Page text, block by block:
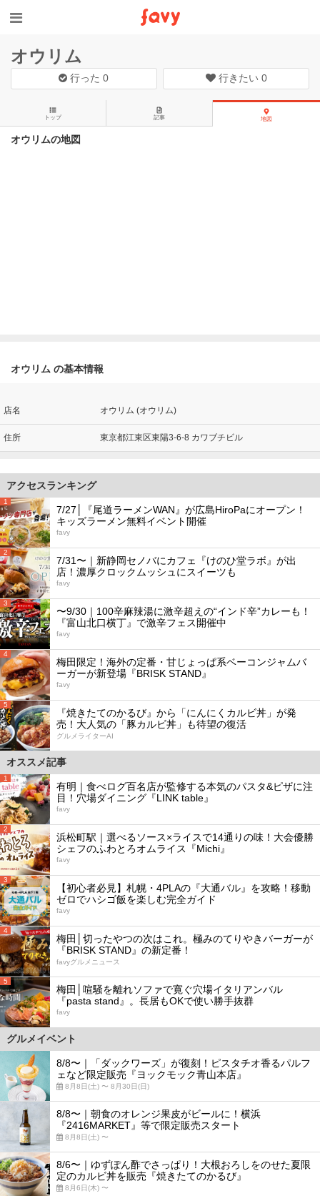
オウリム
行った0 行きたい 0
トップ 記事 地図
オウリムの地図
オウリム の基本情報
店名 オウリム (オウリム)
住所 東京都江東区東陽3-6-8 カワブチビル
アクセスランキング
1
7/27│『尾道ラーメンWAN』が広島HiroPaにオープン！
キッズラーメン無料イベント開催
favy
2
7/31〜｜新静岡セノバにカフェ『けのひ堂ラボ』が出
店！濃厚クロックムッシュにスイーツも
favy
3
〜9/30｜100辛麻辣湯に激辛超えの“インド辛”カレーも！
『富山北口横丁』で激辛フェス開催中
favy
4
梅田限定！海外の定番・甘じょっぱ系ベーコンジャムバ
ーガーが新登場『BRISK STAND』
favy
5
『焼きたてのかるび』から「にんにくカルビ丼」が発
売！大人気の「豚カルビ丼」も待望の復活
グルメライターAI
オススメ記事
1
有明｜食べログ百名店が監修する本気のパスタ&ピザに注
目！穴場ダイニング『LINK table』
favy
2
浜松町駅｜選べるソース×ライスで14通りの味！大会優勝
シェフのふわとろオムライス『Michi』
favy
3
【初心者必見】札幌・4PLAの『大通バル』を攻略！移動
ゼロでハシゴ飯を楽しむ完全ガイド
favy
4
梅田│切ったやつの次はこれ。極みのてりやきバーガーが
『BRISK STAND』の新定番！
favyグルメニュース
5
梅田│喧騒を離れソファで寛ぐ穴場イタリアンバル
『pasta stand』。長居もOKで使い勝手抜群
favy
グルメイベント
8/8〜｜「ダックワーズ」が復刻！ピスタチオ香るパルフ
ェなど限定販売『ヨックモック青山本店』
8月8日(土) 〜 8月30日(日)
8/8〜｜朝食のオレンジ果皮がビールに！横浜
『2416MARKET』等で限定販売スタート
8月8日(土) 〜
8/6〜｜ゆずぽん酢でさっぱり！大根おろしをのせた夏限
定のカルビ丼を販売『焼きたてのかるび』
8月6日(木) 〜